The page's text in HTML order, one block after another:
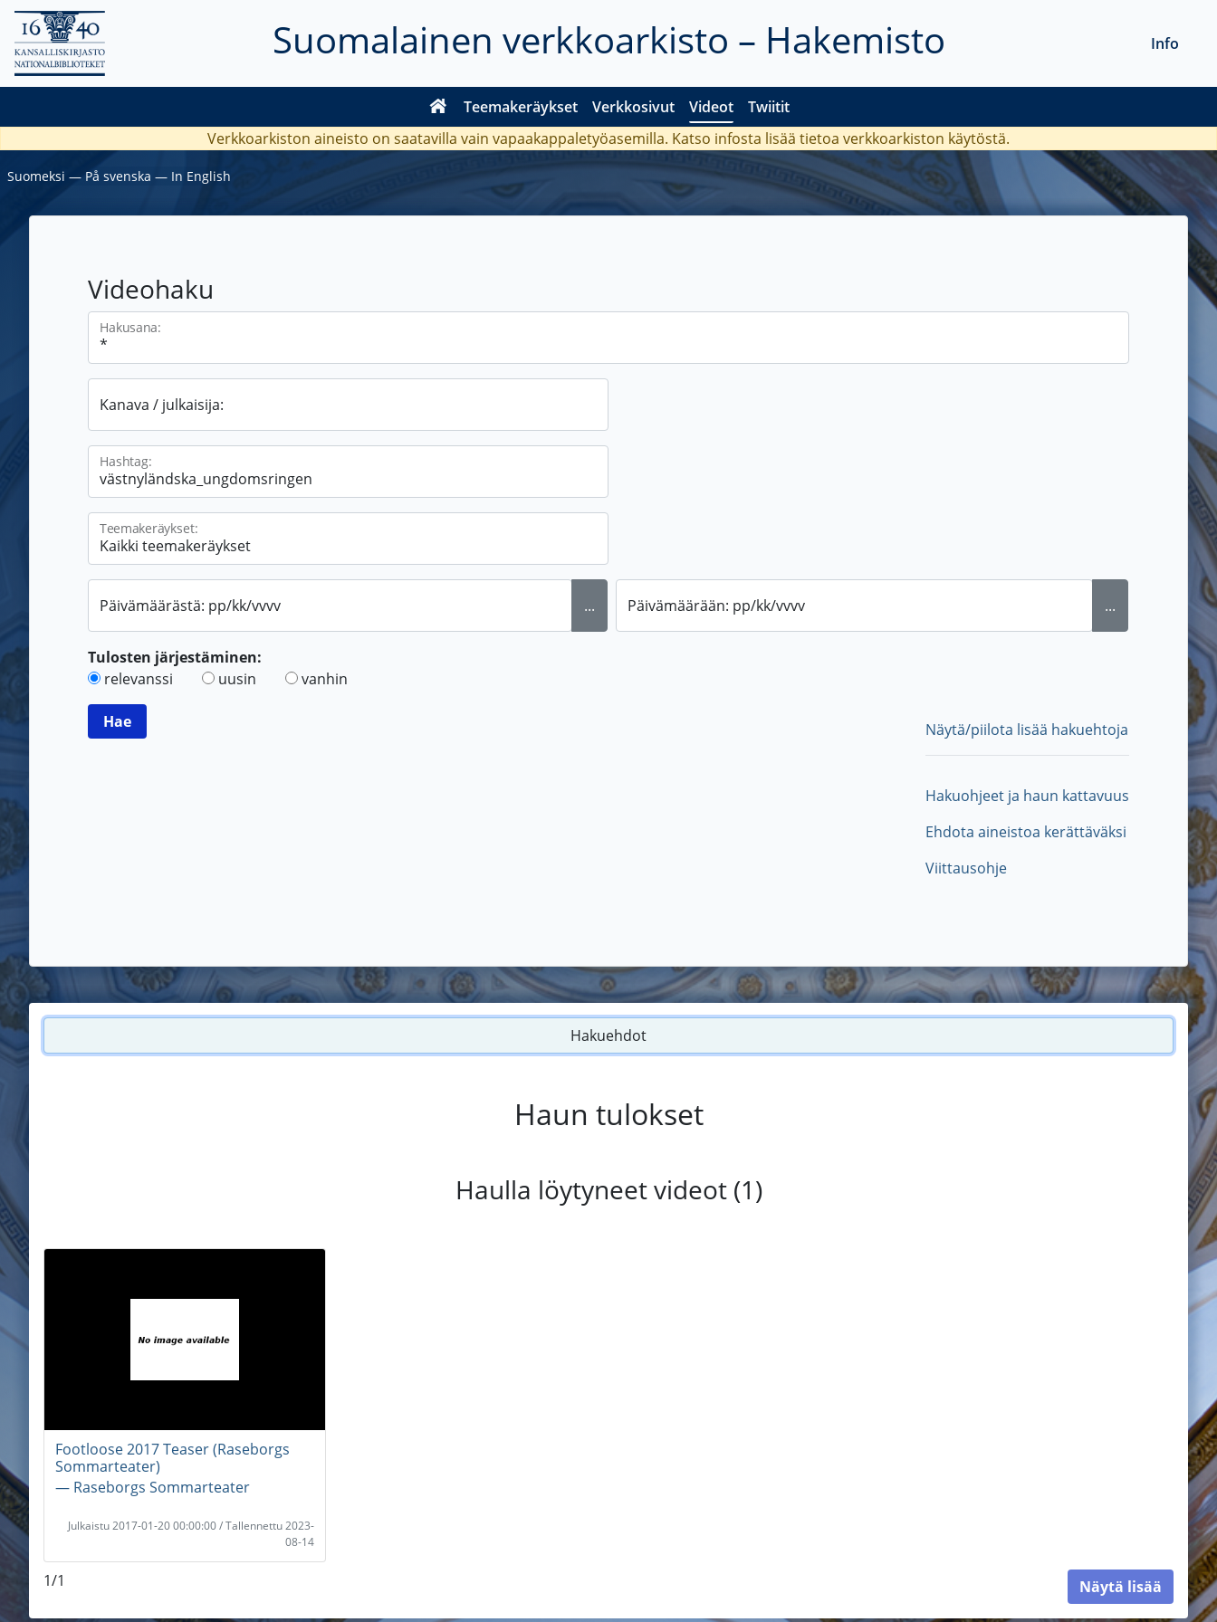
Suomalainen verkkoarkisto – Hakemisto
Teemakeräykset Verkkosivut Videot Twiitit
Info
Verkkoarkiston aineisto on saatavilla vain vapaakappaletyöasemilla. Katso infosta lisää tietoa verkkoarkiston käytöstä.
Suomeksi ― På svenska ― In English
Videohaku
Hakusana:
Kanava / julkaisija:
Hashtag:
Teemakeräykset:
Päivämäärästä: pp/kk/vvvv ... Päivämäärään: pp/kk/vvvv ...
Tulosten järjestäminen:
relevanssi
uusin vanhin
Näytä/piilota lisää hakuehtoja
Hakuohjeet ja haun kattavuus
Ehdota aineistoa kerättäväksi
Viittausohje
Hakuehdot
Haun tulokset
Haulla löytyneet videot (1)
Footloose 2017 Teaser (Raseborgs
Sommarteater)
― Raseborgs Sommarteater
Julkaistu 2017-01-20 00:00:00 / Tallennettu 2023-
08-14
1/1 Näytä lisää